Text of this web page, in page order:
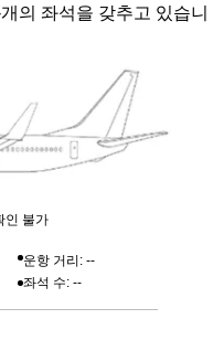
의 좌석을 갖추고 있습니
인 불가
운항 거리: --
좌석 수: --